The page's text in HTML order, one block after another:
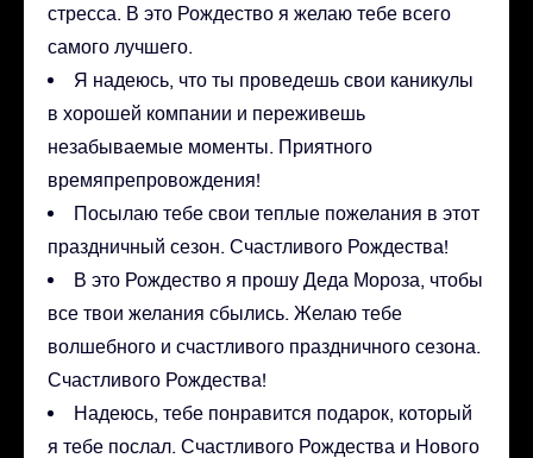
стресса. В это Рождество я желаю тебе всего
самого лучшего.
Я надеюсь, что ты проведешь свои каникулы
в хорошей компании и переживешь
незабываемые моменты. Приятного
времяпрепровождения!
Посылаю тебе свои теплые пожелания в этот
праздничный сезон. Счастливого Рождества!
В это Рождество я прошу Деда Мороза, чтобы
все твои желания сбылись. Желаю тебе
волшебного и счастливого праздничного сезона.
Счастливого Рождества!
Надеюсь, тебе понравится подарок, который
я тебе послал. Счастливого Рождества и Нового